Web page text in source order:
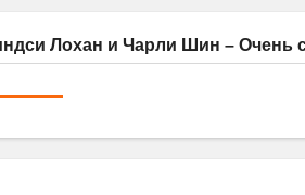
Лохан и Чарли Шин – Очень